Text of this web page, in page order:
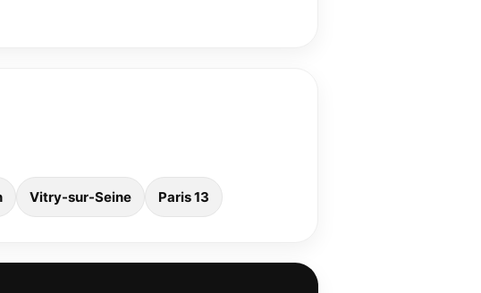
Vitry-sur-Seine Paris 13